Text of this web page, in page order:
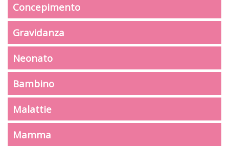
Concepimento
Gravidanza
Neonato
Bambino
Malattie
Mamma